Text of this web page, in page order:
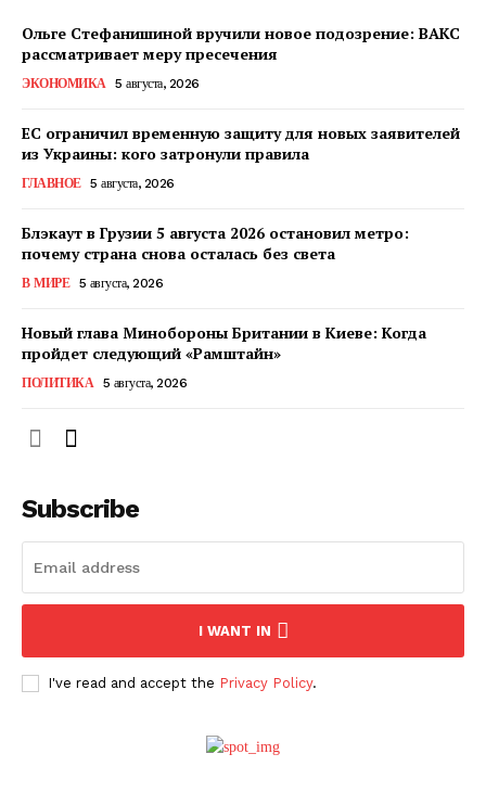
Ольге Стефанишиной вручили новое подозрение: ВАКС
рассматривает меру пресечения
ЭКОНОМИКА 5 августа, 2026
ЕС ограничил временную защиту для новых заявителей
из Украины: кого затронули правила
ГЛАВНОЕ 5 августа, 2026
Блэкаут в Грузии 5 августа 2026 остановил метро:
почему страна снова осталась без света
В МИРЕ 5 августа, 2026
Новый глава Минобороны Британии в Киеве: Когда
пройдет следующий «Рамштайн»
ПОЛИТИКА 5 августа, 2026
Subscribe
I WANT IN
I've read and accept the Privacy Policy.